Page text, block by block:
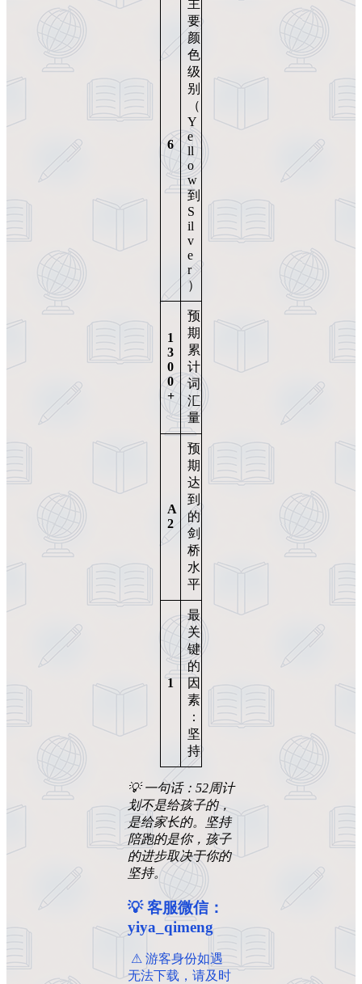
6
主
要
颜
色
级
别
（
Y
e
ll
o
w
到
S
il
v
e
r
）
1
3
0
0
+
预
期
累
计
词
汇
量
A
2
预
期
达
到
的
剑
桥
水
平
1
最
关
键
的
因
素
：
坚
持
💡一句话：52周计
划不是给孩子的，
是给家长的。坚持
陪跑的是你，孩子
的进步取决于你的
坚持。
💡 客服微信：
yiya_qimeng
️ ️⚠ 游客身份如遇
无法下载，请及时